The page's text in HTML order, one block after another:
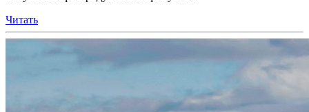
Читать